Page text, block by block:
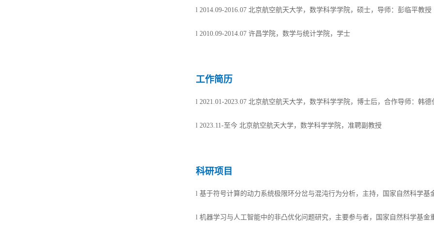
l 2014.09-2016.07 北京航空航天大学，数学科学学院，硕士，导师：彭临平教授
l 2010.09-2014.07 许昌学院，数学与统计学院，学士
工作简历
l 2021.01-2023.07 北京航空航天大学，数学科学学院，博士后，合作导师：韩德
l 2023.11-至今 北京航空航天大学，数学科学学院，准聘副教授
科研项目
l 基于符号计算的动力系统极限环分岔与混沌行为分析， 主持，国家自然科学基
l 机器学习与人工智能中的非凸优化问题研究，主要参与者，国家自然科学基金